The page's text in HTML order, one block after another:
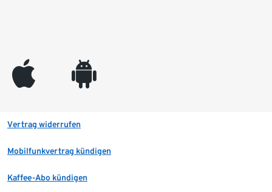
appleinc android
Vertrag widerrufen
Mobilfunkvertrag kündigen
Kaffee-Abo kündigen